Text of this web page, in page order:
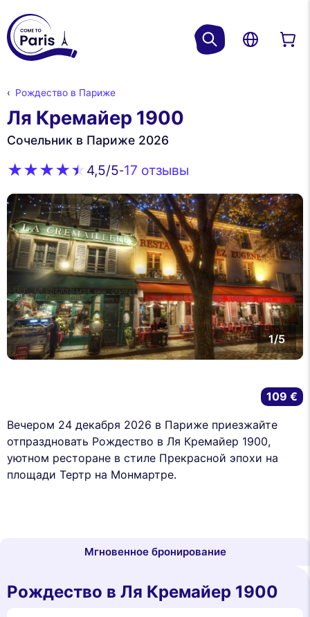
Рождество в Париже
Ля Кремайер 1900
Сочельник в Париже 2026
4,5/5-17 oтзывы
1/5
Вечером 24 декабря 2026 в Париже приезжайте
отпраздновать Рождество в Ля Кремайер 1900,
уютном ресторане в стиле Прекрасной эпохи на
площади Тертр на Монмартре.
109 €
Мгновенное бронирование
Рождество в Ля Кремайер 1900